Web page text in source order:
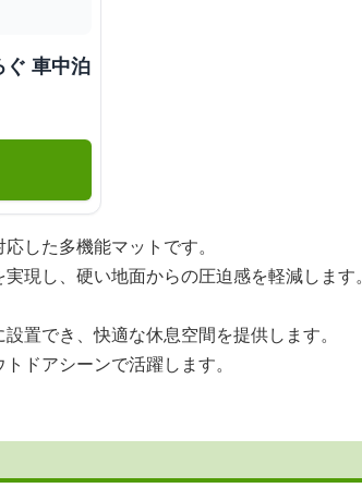
ぐ 車中泊
した多機能マットです。
現し、硬い地面からの圧迫感を軽減します。
置でき、快適な休息空間を提供します。
ドアシーンで活躍します。